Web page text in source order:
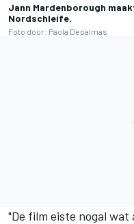
Jann Mardenborough
Nordschleife.
Foto door: Paola Depalmas
"De film eiste nogal